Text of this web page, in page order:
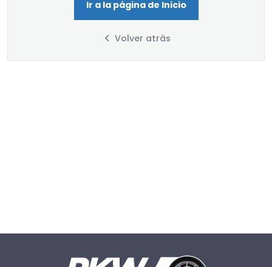
Ir a la página de Inicio
Volver atrás